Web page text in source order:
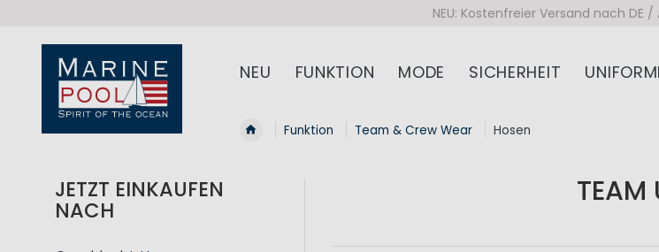
NEU: Kostenfreier Versand nach DE /
NEU FUNKTION MODE SICHERHEIT
Funktion Team & Crew Wear Hosen
TEAM
JETZT EINKAUFEN
NACH